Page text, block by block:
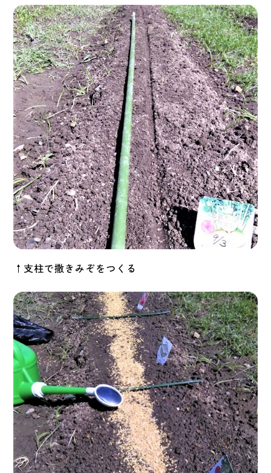
↑支柱で撒きみぞをつくる